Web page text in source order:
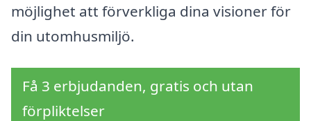
möjlighet att förverkliga dina visioner för
din utomhusmiljö.
Få 3 erbjudanden, gratis och utan
förpliktelser